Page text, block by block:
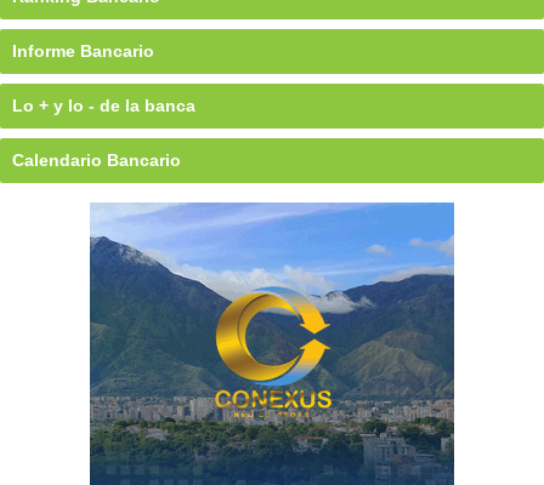
Informe Bancario
Lo + y lo - de la banca
Calendario Bancario